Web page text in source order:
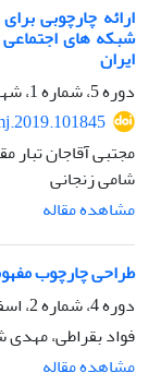
ارائه چارچوبی
شبکه های
ایران
دوره 5، شماره 1، شهریور 1398، صفحه
مجتبی آقاجان تبار
شامی زنجانی
مشاهده مقاله
طراحی چارچوب
دوره 4، شماره 2، اسفند 1397، صفحه
فواد بقراطی، مهدی
مشاهده مقاله